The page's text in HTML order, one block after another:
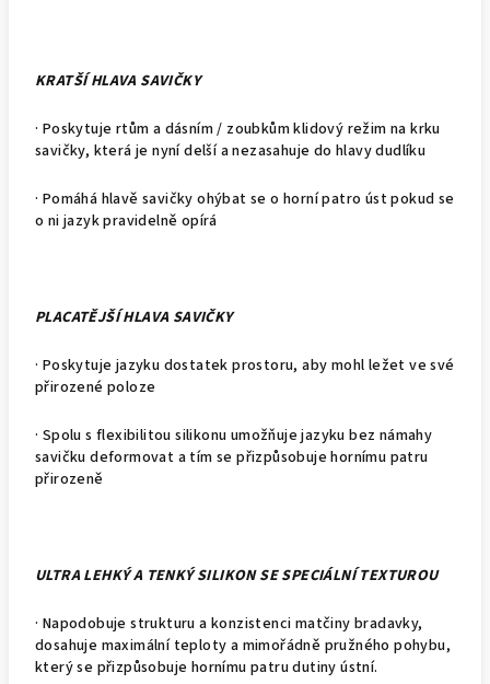
KRATŠÍ HLAVA SAVIČKY
· Poskytuje rtům a dásním / zoubkům klidový režim na krku
savičky, která je nyní delší a nezasahuje do hlavy dudlíku
· Pomáhá hlavě savičky ohýbat se o horní patro úst pokud se
o ni jazyk pravidelně opírá
PLACATĚJŠÍ HLAVA SAVIČKY
· Poskytuje jazyku dostatek prostoru, aby mohl ležet ve své
přirozené poloze
· Spolu s flexibilitou silikonu umožňuje jazyku bez námahy
savičku deformovat a tím se přizpůsobuje hornímu patru
přirozeně
ULTRA LEHKÝ A TENKÝ SILIKON SE SPECIÁLNÍ TEXTUROU
· Napodobuje strukturu a konzistenci matčiny bradavky,
dosahuje maximální teploty a mimořádně pružného pohybu,
který se přizpůsobuje hornímu patru dutiny ústní.